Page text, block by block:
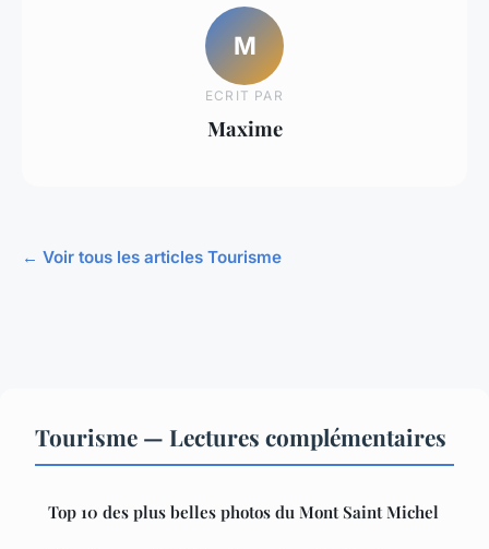
M
ECRIT PAR
Maxime
← Voir tous les articles Tourisme
Tourisme — Lectures complémentaires
Top 10 des plus belles photos du Mont Saint Michel